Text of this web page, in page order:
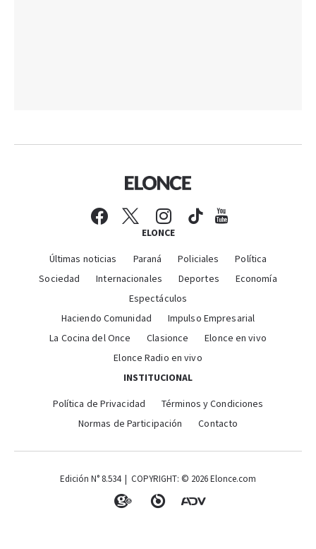
ELONCE
Últimas noticias Paraná Policiales
Política
Sociedad
Internacionales Deportes
Economía
Espectáculos
Haciendo Comunidad
Impulso Empresarial
La Cocina del Once
Clasionce
Elonce en vivo
Elonce Radio en vivo
INSTITUCIONAL
Política de Privacidad
Términos y Condiciones
Normas de Participación
Contacto
Edición N° 8.534 | COPYRIGHT: © 2026 Elonce.com